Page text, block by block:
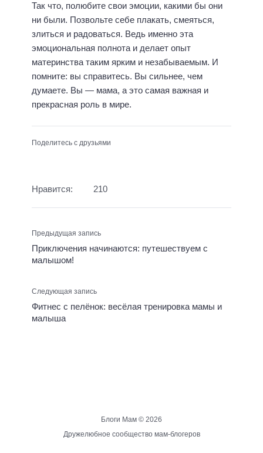
Так что, полюбите свои эмоции, какими бы они
ни были. Позвольте себе плакать, смеяться,
злиться и радоваться. Ведь именно эта
эмоциональная полнота и делает опыт
материнства таким ярким и незабываемым. И
помните: вы справитесь. Вы сильнее, чем
думаете. Вы — мама, а это самая важная и
прекрасная роль в мире.
Поделитесь с друзьями
Нравится: 210
Предыдущая запись
Приключения начинаются: путешествуем с
малышом!
Следующая запись
Фитнес с пелёнок: весёлая тренировка мамы и
малыша
Блоги Мам © 2026
Дружелюбное сообщество мам-блогеров